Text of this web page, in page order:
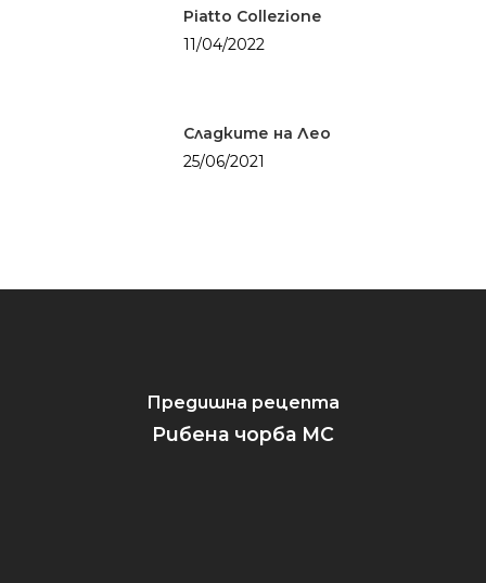
Piatto Collezione
11/04/2022
Сладките на Лео
25/06/2021
Предишна рецепта
Рибена чорба MC
Суши